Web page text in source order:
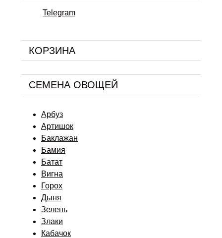
Telegram
КОРЗИНА
СЕМЕНА ОВОЩЕЙ
Арбуз
Артишок
Баклажан
Бамия
Батат
Вигна
Горох
Дыня
Зелень
Злаки
Кабачок